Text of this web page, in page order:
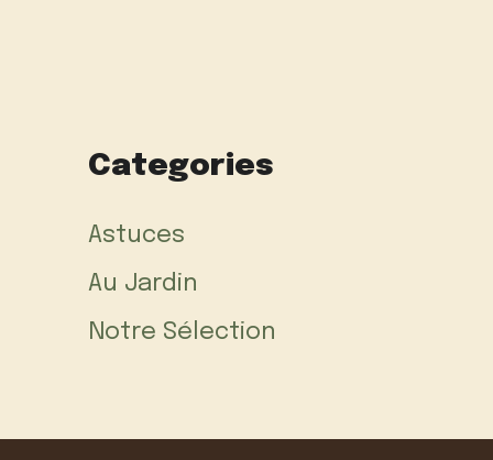
Categories
Astuces
Au Jardin
Notre Sélection